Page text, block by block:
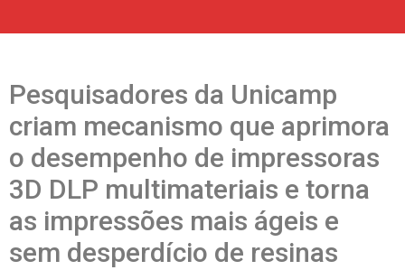
Pesquisadores da Unicamp
criam mecanismo que aprimora
o desempenho de impressoras
3D DLP multimateriais e torna
as impressões mais ágeis e
sem desperdício de resinas